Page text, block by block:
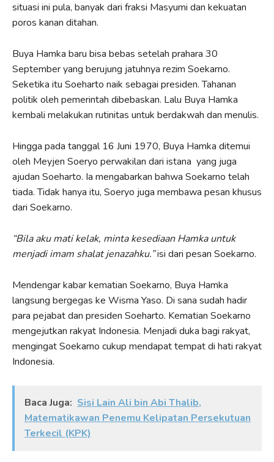
situasi ini pula, banyak dari fraksi Masyumi dan kekuatan
poros kanan ditahan.
Buya Hamka baru bisa bebas setelah prahara 30
September yang berujung jatuhnya rezim Soekarno.
Seketika itu Soeharto naik sebagai presiden. Tahanan
politik oleh pemerintah dibebaskan. Lalu Buya Hamka
kembali melakukan rutinitas untuk berdakwah dan menulis.
Hingga pada tanggal 16 Juni 1970, Buya Hamka ditemui
oleh Meyjen Soeryo perwakilan dari istana yang juga
ajudan Soeharto. Ia mengabarkan bahwa Soekarno telah
tiada. Tidak hanya itu, Soeryo juga membawa pesan khusus
dari Soekarno.
“Bila aku mati kelak, minta kesediaan Hamka untuk
menjadi imam shalat jenazahku.”isi dari pesan Soekarno.
Mendengar kabar kematian Soekarno, Buya Hamka
langsung bergegas ke Wisma Yaso. Di sana sudah hadir
para pejabat dan presiden Soeharto. Kematian Soekarno
mengejutkan rakyat Indonesia. Menjadi duka bagi rakyat,
mengingat Soekarno cukup mendapat tempat di hati rakyat
Indonesia.
Baca Juga: Sisi Lain Ali bin Abi Thalib,
Matematikawan Penemu Kelipatan Persekutuan
Terkecil (KPK)